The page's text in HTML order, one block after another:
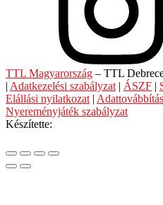
TTL Magyarország – TTL
Adatkezelési szabályzat| ÁSZF
Elállási nyilatkozat|
Nyereményjáték szabályzat
Készítette: